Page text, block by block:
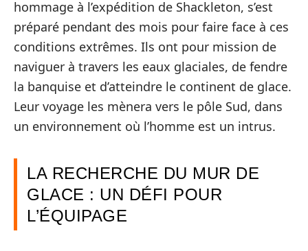
hommage à l’expédition de Shackleton, s’est
préparé pendant des mois pour faire face à ces
conditions extrêmes. Ils ont pour mission de
naviguer à travers les eaux glaciales, de fendre
la banquise et d’atteindre le continent de glace.
Leur voyage les mènera vers le pôle Sud, dans
un environnement où l’homme est un intrus.
LA RECHERCHE DU MUR DE
GLACE : UN DÉFI POUR
L’ÉQUIPAGE